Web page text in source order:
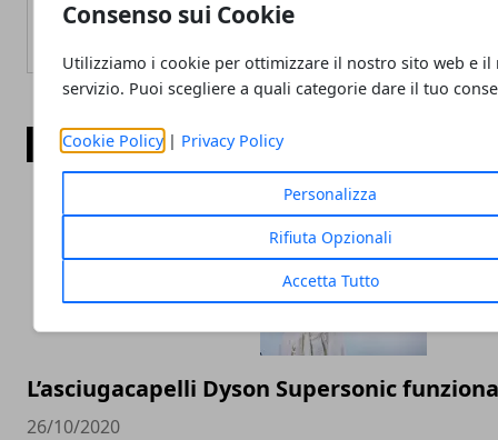
Consenso sui Cookie
Utilizziamo i cookie per ottimizzare il nostro sito web e il
servizio. Puoi scegliere a quali categorie dare il tuo
Cookie Policy| Privacy Policy
Personalizza
Rifiuta Opzionali
Accetta Tutto
ARTICOLI CORRELATI
L’asciugacapelli Dyson Supersonic
26/10/2020